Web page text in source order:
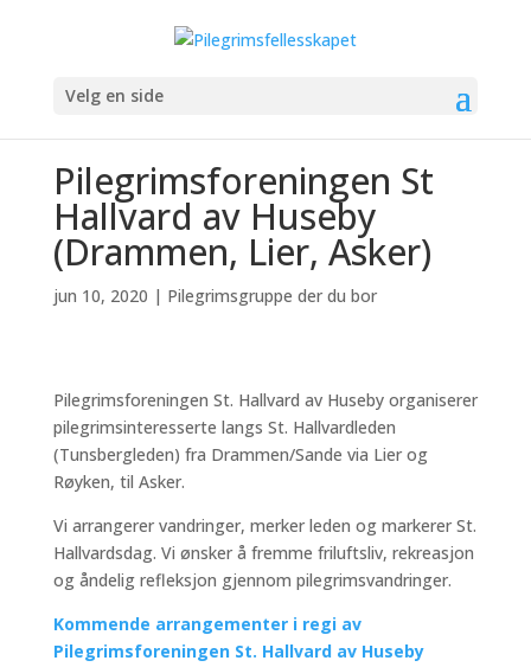
Velg en side
Pilegrimsforeningen St
Hallvard av Huseby
(Drammen, Lier, Asker)
jun 10, 2020 | Pilegrimsgruppe der du bor
Pilegrimsforeningen St. Hallvard av Huseby organiserer
pilegrimsinteresserte langs St. Hallvardleden
(Tunsbergleden) fra Drammen/Sande via Lier og
Røyken, til Asker.
Vi arrangerer vandringer, merker leden og markerer St.
Hallvardsdag. Vi ønsker å fremme friluftsliv, rekreasjon
og åndelig refleksjon gjennom pilegrimsvandringer.
Kommende arrangementer i regi av
Pilegrimsforeningen St. Hallvard av Huseby